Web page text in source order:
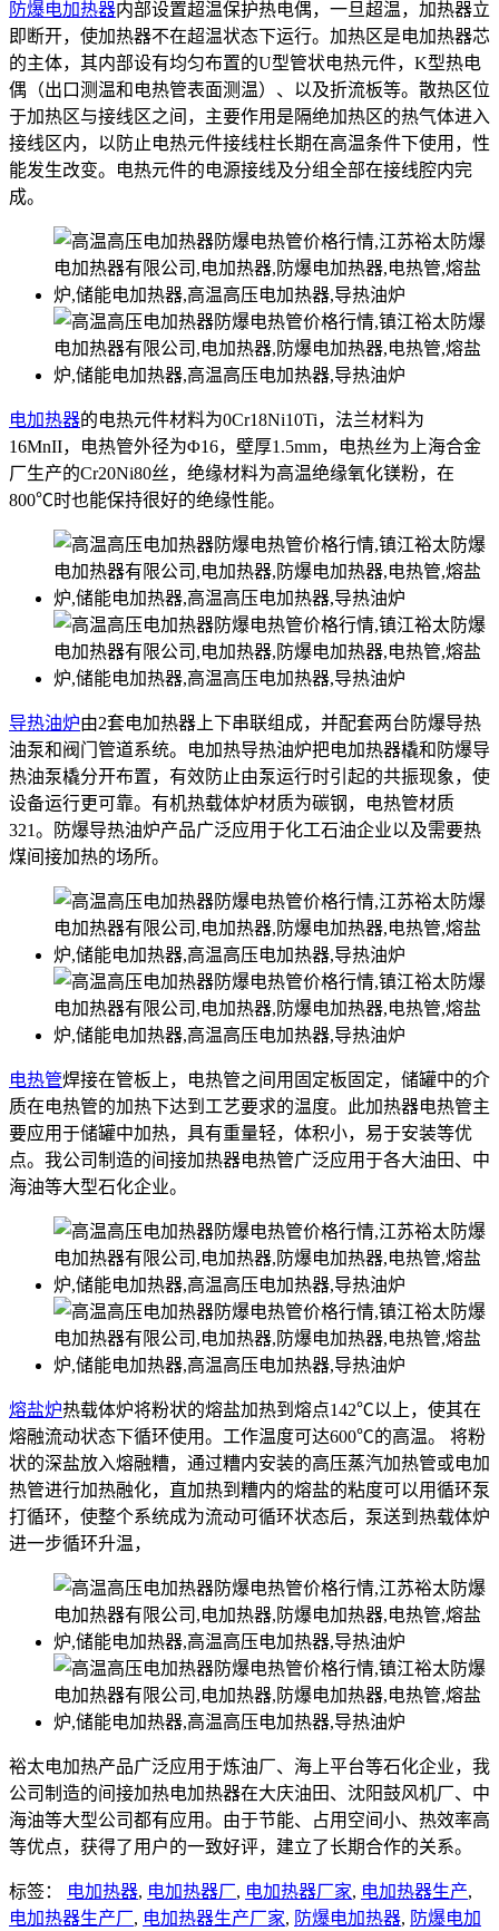
防爆电加热器内部设置超温保护热电偶，一旦超温，加热器立
即断开，使加热器不在超温状态下运行。加热区是电加热器芯
的主体，其内部设有均匀布置的U型管状电热元件，K型热电
偶（出口测温和电热管表面测温）、以及折流板等。散热区位
于加热区与接线区之间，主要作用是隔绝加热区的热气体进入
接线区内，以防止电热元件接线柱长期在高温条件下使用，性
能发生改变。电热元件的电源接线及分组全部在接线腔内完
成。
电加热器的电热元件材料为0Cr18Ni10Ti，法兰材料为
16MnII，电热管外径为Φ16，壁厚1.5mm，电热丝为上海合金
厂生产的Cr20Ni80丝，绝缘材料为高温绝缘氧化镁粉，在
800℃时也能保持很好的绝缘性能。
导热油炉由2套电加热器上下串联组成，并配套两台防爆导热
油泵和阀门管道系统。电加热导热油炉把电加热器橇和防爆导
热油泵橇分开布置，有效防止由泵运行时引起的共振现象，使
设备运行更可靠。有机热载体炉材质为碳钢，电热管材质
321。防爆导热油炉产品广泛应用于化工石油企业以及需要热
煤间接加热的场所。
电热管焊接在管板上，电热管之间用固定板固定，储罐中的介
质在电热管的加热下达到工艺要求的温度。此加热器电热管主
要应用于储罐中加热，具有重量轻，体积小，易于安装等优
点。我公司制造的间接加热器电热管广泛应用于各大油田、中
海油等大型石化企业。
熔盐炉热载体炉将粉状的熔盐加热到熔点142℃以上，使其在
熔融流动状态下循环使用。工作温度可达600℃的高温。 将粉
状的深盐放入熔融糟，通过糟内安装的高压蒸汽加热管或电加
热管进行加热融化，直加热到糟内的熔盐的粘度可以用循环泵
打循环，使整个系统成为流动可循环状态后，泵送到热载体炉
进一步循环升温，
裕太电加热产品广泛应用于炼油厂、海上平台等石化企业，我
公司制造的间接加热电加热器在大庆油田、沈阳鼓风机厂、中
海油等大型公司都有应用。由于节能、占用空间小、热效率高
等优点，获得了用户的一致好评，建立了长期合作的关系。
标签： 电加热器, 电加热器厂, 电加热器厂家, 电加热器生产,
电加热器生产厂, 电加热器生产厂家, 防爆电加热器, 防爆电加